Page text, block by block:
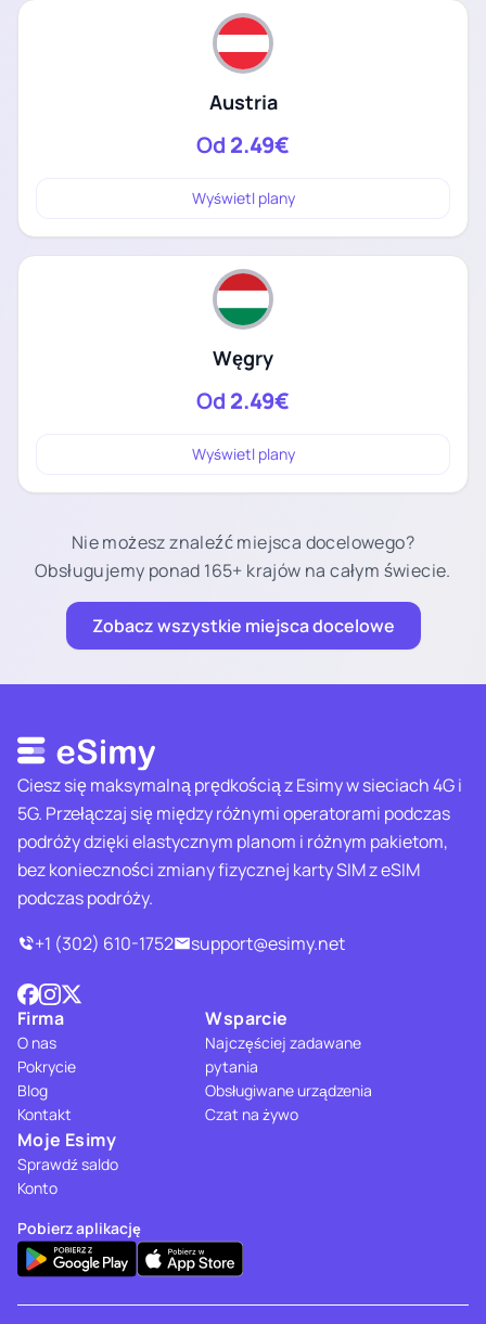
Austria
Od 2.49€
Wyświetl plany
Węgry
Od 2.49€
Wyświetl plany
Nie możesz znaleźć miejsca docelowego?
Obsługujemy ponad 165+ krajów na całym świecie.
Zobacz wszystkie miejsca docelowe
Ciesz się maksymalną prędkością z Esimy w sieciach 4G i
5G. Przełączaj się między różnymi operatorami podczas
podróży dzięki elastycznym planom i różnym pakietom,
bez konieczności zmiany fizycznej karty SIM z eSIM
podczas podróży.
+1 (302) 610-1752
support@esimy.net
Firma
O nas
Pokrycie
Blog
Kontakt
Wsparcie
Najczęściej zadawane
pytania
Obsługiwane urządzenia
Czat na żywo
Moje Esimy
Sprawdź saldo
Konto
Pobierz aplikację